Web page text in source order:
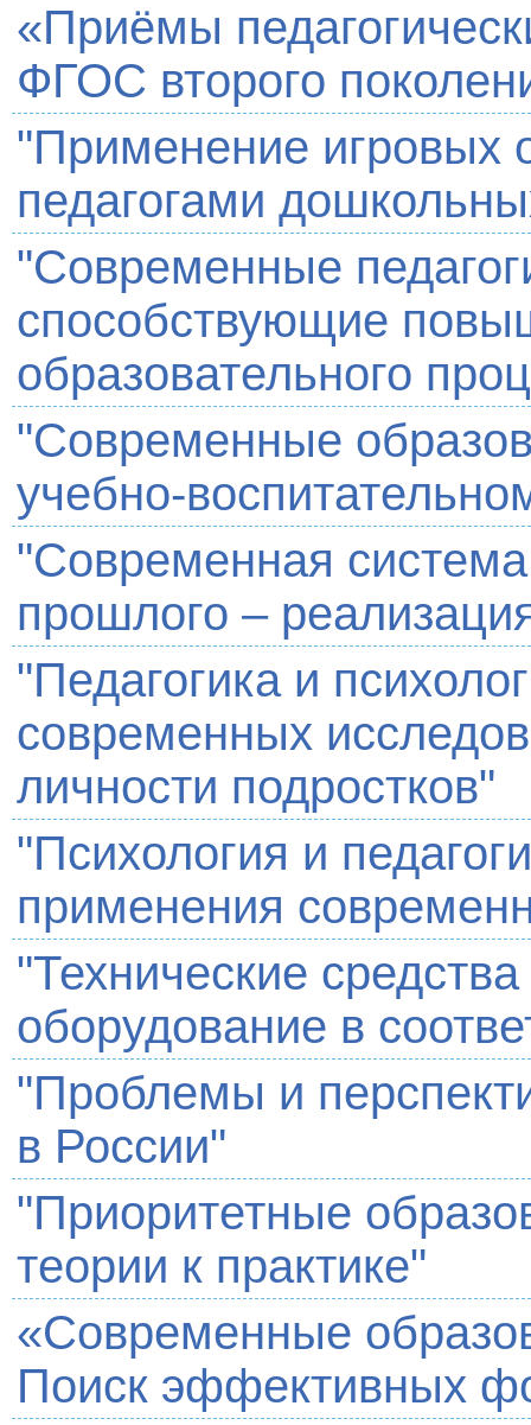
«Приёмы
ФГОС второго
"Применение игровых
педагогами
"Современные
способствующие
образовательного
"Современные
учебно-
"Современная
прошлого –
"Педагогика и
современных
личности подростков"
"Психология и
применения
"Технические
оборудование в
"Проблемы и
в России"
"Приоритетные
теории к практике"
«Современные
Поиск эффективных